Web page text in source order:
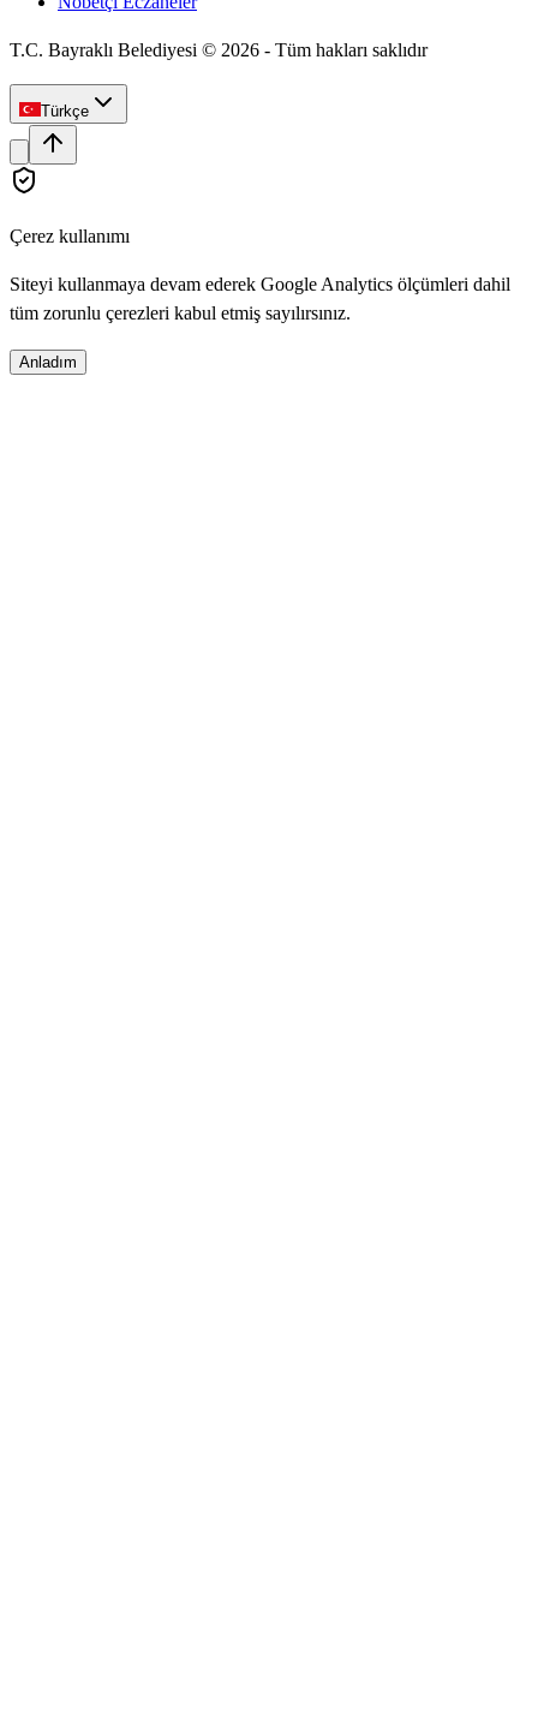
T.C. Bayraklı Belediyesi © 2026 - Tüm hakları saklıdır
Türkçe
Çerez kullanımı
Siteyi kullanmaya devam ederek Google Analytics ölçümleri dahil
tüm zorunlu çerezleri kabul etmiş sayılırsınız.
Anladım